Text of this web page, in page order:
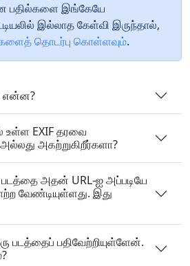
பதில்களை இங்கேயே
இல்லாத கேள்வி இருந்தால்,
தொடர்பு கொள்ளவும்.
என்ன?
உள்ள EXIF தரவை
அகற்றுகிறீர்களா?
படத்தை அதன் URL‑ஐ அப்படியே
வேண்டியுள்ளது. இது
படத்தைப் பதிவேற்றியுள்ளேன்.